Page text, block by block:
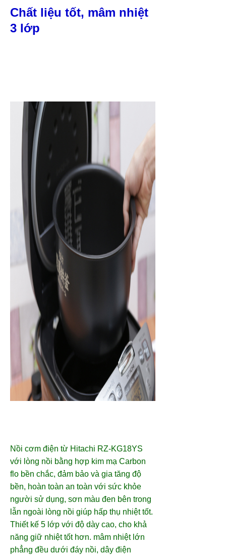
Chất liệu tốt, mâm nhiệt
3 lớp
Nồi cơm điện từ Hitachi RZ-KG18YS
với lòng nồi bằng hợp kim mạ Carbon
flo bền chắc, đảm bảo và gia tăng độ
bền, hoàn toàn an toàn với sức khỏe
người sử dụng, sơn màu đen bên trong
lẫn ngoài lòng nồi giúp hấp thụ nhiệt tốt.
Thiết kế 5 lớp với độ dày cao, cho khả
năng giữ nhiệt tốt hơn. mâm nhiệt lớn
phẳng đều dưới đáy nồi, dây điện